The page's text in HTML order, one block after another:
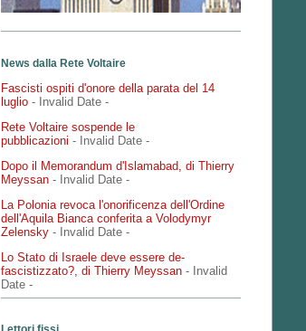
News dalla Rete Voltaire
Fascisti ospiti d'onore della parata del 14
luglio - Invalid Date -
Rete Voltaire sospende le
pubblicazioni - Invalid Date -
Dopo il Memorandum d'Islamabad, di Thierry
Meyssan - Invalid Date -
La Polonia revoca l'onorificenza dell'Ordine
dell'Aquila Bianca conferita a Volodymyr
Zelensky - Invalid Date -
Lo Stato di Israele deve essere de-
fascistizzato?, di Thierry Meyssan - Invalid
Date -